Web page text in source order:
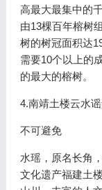
高最大最集中的
由13棵百年榕树
树的树冠面积达
需要10个以上的
的最大的榕树。
4.南靖土楼云水
不可避免
水瑶，原名长角
文化遗产福建土